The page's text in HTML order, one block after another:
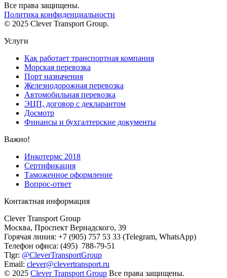
Все права защищены.
Политика конфиденциальности
© 2025 Clever Transport Group.
Услуги
Как работает транспортная компания
Морская перевозка
Порт назначения
Железнодорожная перевозка
Автомобильная перевозка
ЭЦП, договор с декларантом
Досмотр
Финансы и бухгалтерские документы
Важно!
Инкотермс 2018
Сертификация
Таможенное оформление
Вопрос-ответ
Контактная информация
Clever Transport Group
Москва, Проспект Вернадского, 39
Горячая линия: +7 (905) 757 53 33 (Telegram, WhatsApp)
Телефон офиса: (495) 788-79-51
Tlgr: @CleverTransportGroup
Email: clever@clevertransport.ru
© 2025 Clever Transport Group Все права защищены.